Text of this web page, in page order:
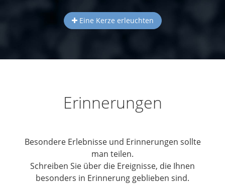
Eine Kerze erleuchten
Erinnerungen
Besondere Erlebnisse und Erinnerungen sollte
man teilen.
Schreiben Sie über die Ereignisse, die Ihnen
besonders in Erinnerung geblieben sind.